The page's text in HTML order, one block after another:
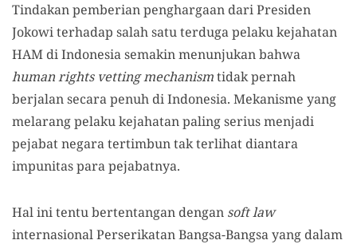
Tindakan pemberian penghargaan dari Presiden
Jokowi terhadap salah satu terduga pelaku kejahatan
HAM di Indonesia semakin menunjukan bahwa
human rights vetting mechanismtidak pernah
berjalan secara penuh di Indonesia. Mekanisme yang
melarang pelaku kejahatan paling serius menjadi
pejabat negara tertimbun tak terlihat diantara
impunitas para pejabatnya.
Hal ini tentu bertentangan dengan soft law
internasional Perserikatan Bangsa-Bangsa yang dalam